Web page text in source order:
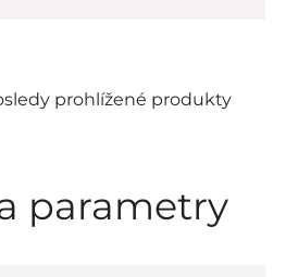
prohlížené produkty
parametry